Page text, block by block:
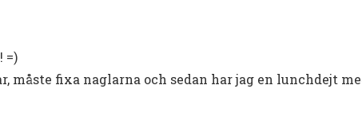
=)
måste fixa naglarna och sedan har jag en lunchdejt